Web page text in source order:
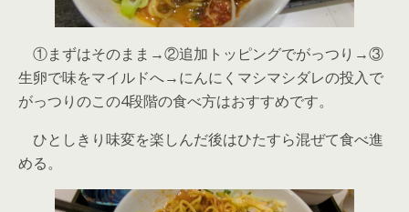
①まずはそのまま→②追加トッピングでがっつり→③
生卵で味をマイルドへ→にんにくマシマシダレの投入で
がっつりのこの4段階の食べ方はおすすめです。
ひとしきり味変を楽しんだ後はひたすら混ぜて食べ進
める。